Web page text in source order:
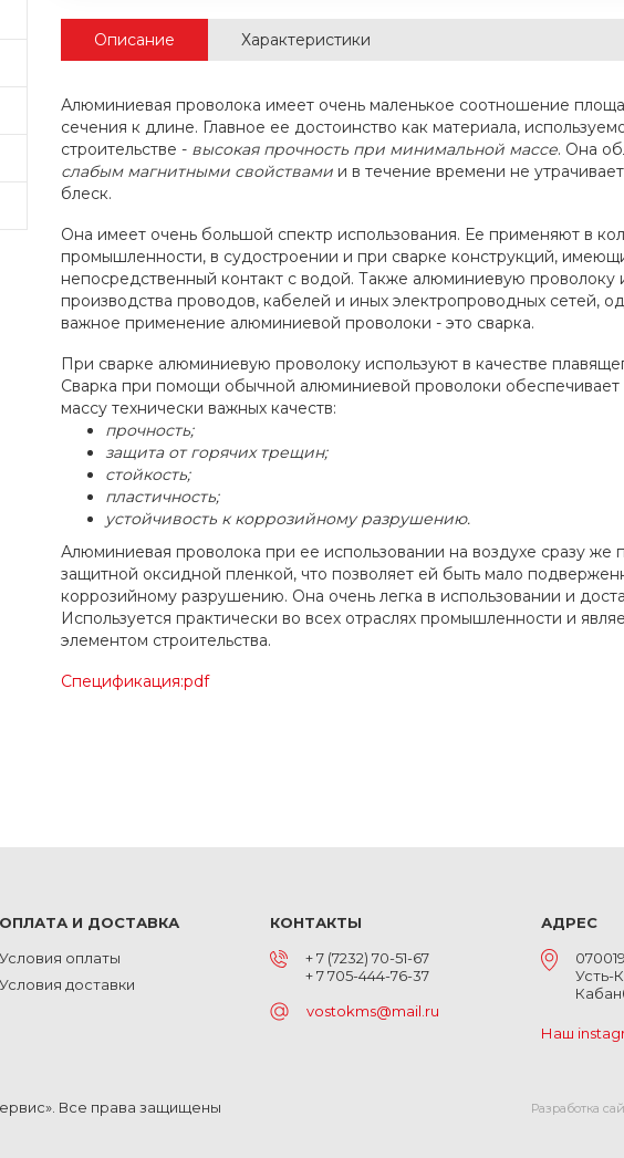
Описание Характеристики
Алюминиевая проволока имеет очень маленькое соотношение
сечения к длине. Главное ее достоинство как материала,
строительстве - высокая прочность при минимальной массе. Она
слабым магнитными свойствамии в течение времени не
блеск.
Она имеет очень большой спектр использования. Ее применяют в
промышленности, в судостроении и при сварке конструкций,
непосредственный контакт с водой. Также алюминиевую проволоку
производства проводов, кабелей и иных электропроводных сетей,
важное применение алюминиевой проволоки - это сварка.
При сварке алюминиевую проволоку используют в качестве
Сварка при помощи обычной алюминиевой проволоки
массу технически важных качеств:
прочность;
защита от горячих трещин;
стойкость;
пластичность;
устойчивость к коррозийному разрушению.
Алюминиевая проволока при ее использовании на воздухе сразу же
защитной оксидной пленкой, что позволяет ей быть мало
коррозийному разрушению. Она очень легка в использовании и
Используется практически во всех отраслях промышленности и
элементом строительства.
Спецификация:pdf
ОПЛАТА И ДОСТАВКА
Условия оплаты
Условия доставки
КОНТАКТЫ
+ 7 (7232) 70-51-67
+ 7 705-444-76-37
vostokms@mail.ru
АДРЕС
Усть-
Наш
Все права защищены Разработка